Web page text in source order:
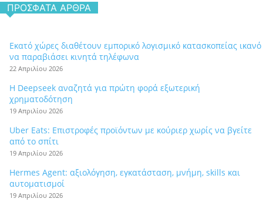
ΠΡΌΣΦΑΤΑ ΆΡΘΡΑ
Εκατό χώρες διαθέτουν εμπορικό λογισμικό κατασκοπείας ικανό
να παραβιάσει κινητά τηλέφωνα
22 Απριλίου 2026
Η Deepseek αναζητά για πρώτη φορά εξωτερική
χρηματοδότηση
19 Απριλίου 2026
Uber Eats: Επιστροφές προϊόντων με κούριερ χωρίς να βγείτε
από το σπίτι
19 Απριλίου 2026
Hermes Agent: αξιολόγηση, εγκατάσταση, μνήμη, skills και
αυτοματισμοί
19 Απριλίου 2026